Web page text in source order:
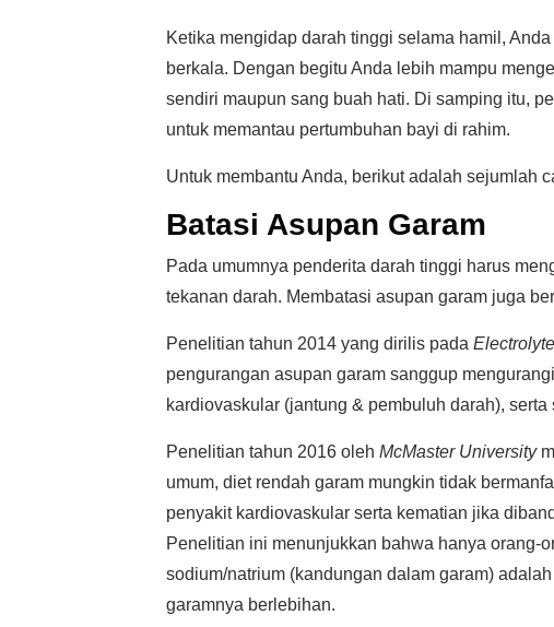
Ketika mengidap darah tinggi selama hamil,
berkala. Dengan begitu Anda lebih mampu
sendiri maupun sang buah hati. Di samping itu,
untuk memantau pertumbuhan bayi di rahim.
Untuk membantu Anda, berikut adalah sejumlah
Batasi Asupan Garam
Pada umumnya penderita darah tinggi harus
tekanan darah. Membatasi asupan garam juga
Penelitian tahun 2014 yang dirilis pada
pengurangan asupan garam sanggup
kardiovaskular (jantung & pembuluh darah), serta
Penelitian tahun 2016 oleh McMaster University
umum, diet rendah garam mungkin tidak
penyakit kardiovaskular serta kematian jika
Penelitian ini menunjukkan bahwa hanya orang-
sodium/natrium (kandungan dalam garam)
garamnya berlebihan.